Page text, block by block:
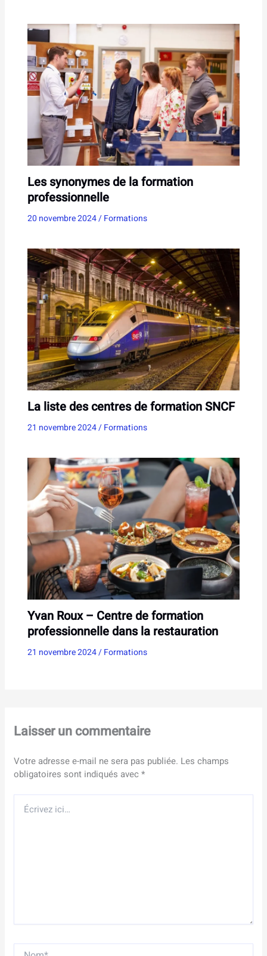
Les synonymes de la formation
professionnelle
20 novembre 2024/Formations
La liste des centres de formation SNCF
21 novembre 2024/Formations
Yvan Roux – Centre de formation
professionnelle dans la restauration
21 novembre 2024/Formations
Laisser un commentaire
Votre adresse e-mail ne sera pas publiée. Les champs
obligatoires sont indiqués avec*
Écrivez
ici…
Nom*